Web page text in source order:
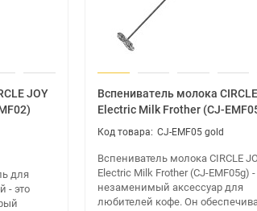
JOY
для
- это
Вспениватель молока
Electric Milk Frother (CJ-
CJ-EMF05 gold
Вспениватель молока CIRCLE
Electric Milk Frother (CJ-EMF05g) -
незаменимый аксессуар для
любителей кофе. Он